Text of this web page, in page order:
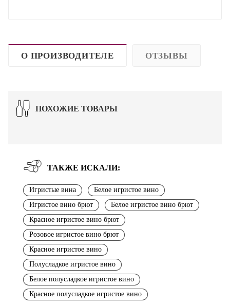
О ПРОИЗВОДИТЕЛЕ ОТЗЫВЫ
ПОХОЖИЕ ТОВАРЫ
ТАКЖЕ ИСКАЛИ:
Игристые вина
Белое игристое вино
Игристое вино брют
Белое игристое вино брют
Красное игристое вино брют
Розовое игристое вино брют
Красное игристое вино
Полусладкое игристое вино
Белое полусладкое игристое вино
Красное полусладкое игристое вино